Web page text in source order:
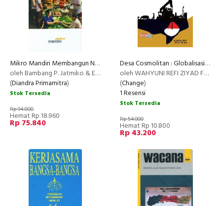
Mikro Mandiri Membangun Negeri
oleh Bambang P. Jatmiko & Erlangga Djumena
(Diandra Primamitra)
Stok Tersedia
Rp 94.800
Hemat Rp 18.960
Rp 75.840
Desa Cosmolitan : Globalisasi&Masa Depan Kekayaan Alam
oleh WAHYUNI REFI ZIYAD FALAHI
(Change)
1 Resensi
Stok Tersedia
Rp 54.000
Hemat Rp 10.800
Rp 43.200